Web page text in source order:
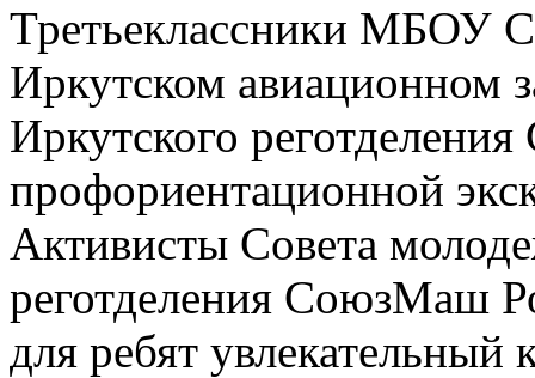
Третьеклассники МБОУ
Иркутском авиационном
Иркутского
профориентационной
Активисты Совета
реготделения СоюзМаш
для ребят увлекательный